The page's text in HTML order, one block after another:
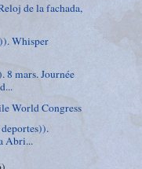
de la fachada,
Whisper
8 mars. Journée
World Congress
Abri...